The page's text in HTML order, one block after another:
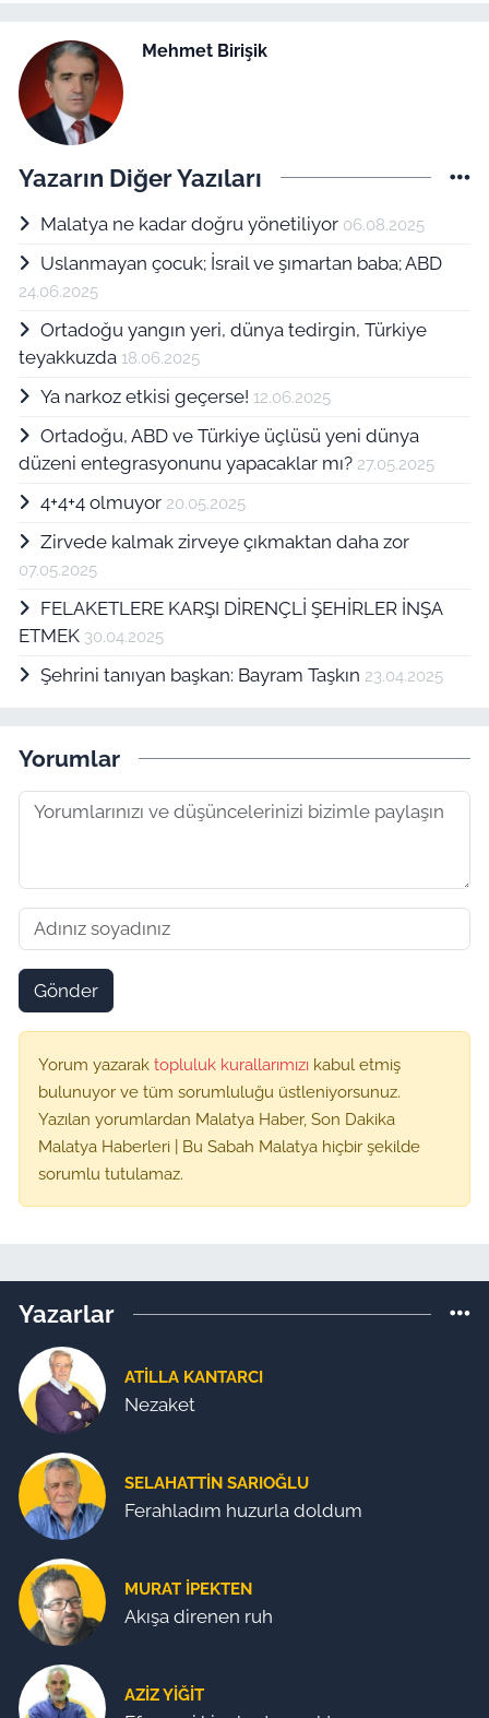
Mehmet Birişik
Yazarın Diğer Yazıları
Malatya ne kadar doğru yönetiliyor 06.08.2025
Uslanmayan çocuk; İsrail ve şımartan baba; ABD
24.06.2025
Ortadoğu yangın yeri, dünya tedirgin, Türkiye
teyakkuzda 18.06.2025
Ya narkoz etkisi geçerse! 12.06.2025
Ortadoğu, ABD ve Türkiye üçlüsü yeni dünya
düzeni entegrasyonunu yapacaklar mı? 27.05.2025
4+4+4 olmuyor 20.05.2025
Zirvede kalmak zirveye çıkmaktan daha zor
07.05.2025
FELAKETLERE KARŞI DİRENÇLİ ŞEHİRLER İNŞA
ETMEK 30.04.2025
Şehrini tanıyan başkan: Bayram Taşkın 23.04.2025
Yorumlar
Gönder
Yorum yazarak topluluk kurallarımızı kabul etmiş
bulunuyor ve tüm sorumluluğu üstleniyorsunuz.
Yazılan yorumlardan Malatya Haber, Son Dakika
Malatya Haberleri | Bu Sabah Malatya hiçbir şekilde
sorumlu tutulamaz.
Yazarlar
ATILLA KANTARCI
Nezaket
SELAHATTIN SARIOĞLU
Ferahladım huzurla doldum
MURAT İPEKTEN
Akışa direnen ruh
AZIZ YIĞIT